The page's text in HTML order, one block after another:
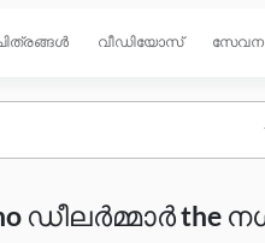
വീഡിയോസ് സേവന
ഡീലർമ്മാർ the